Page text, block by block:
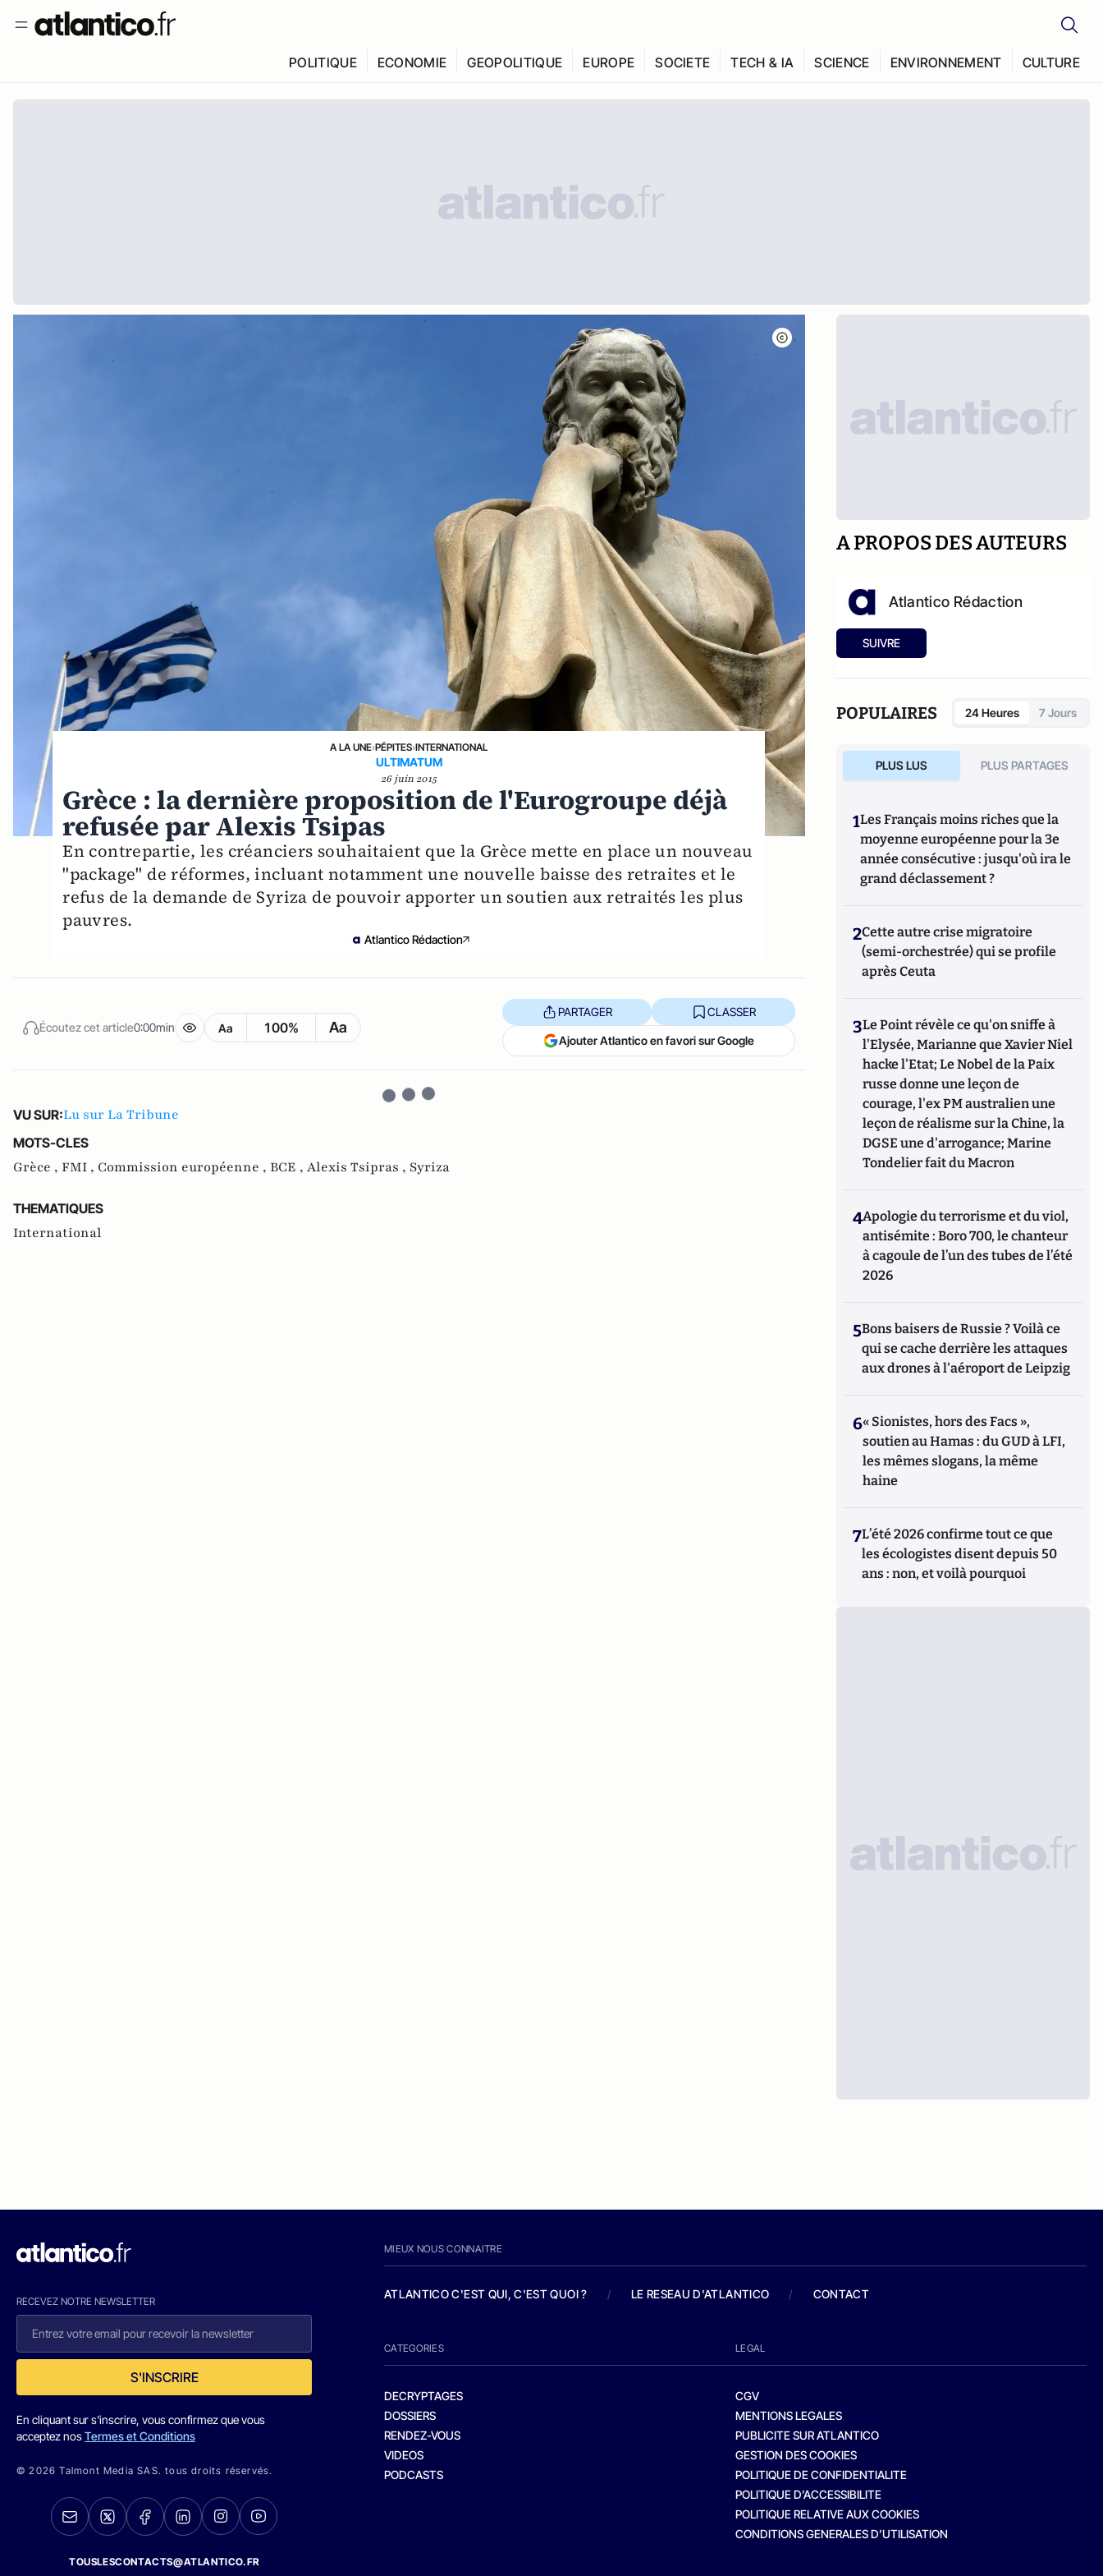
POLITIQUE ECONOMIE GEOPOLITIQUE EUROPE SOCIETE TECH & IA SCIENCE ENVIRONNEMENT CULTURE
A LA UNE›PÉPITES›INTERNATIONAL
ULTIMATUM
26 juin 2015
Grèce : la dernière proposition de l'Eurogroupe déjà
refusée par Alexis Tsipas
En contrepartie, les créanciers souhaitaient que la Grèce mette en place un nouveau
"package" de réformes, incluant notamment une nouvelle baisse des retraites et le
refus de la demande de Syriza de pouvoir apporter un soutien aux retraités les plus
pauvres.
Atlantico Rédaction
Écoutez cet article0:00min Aa 100% Aa
PARTAGER CLASSER
Ajouter Atlantico en favori sur Google
VU SUR:Lu sur La Tribune
MOTS-CLES
Grèce , FMI , Commission européenne , BCE , Alexis Tsipras , Syriza
THEMATIQUES
International
A PROPOS DES AUTEURS
Atlantico Rédaction
SUIVRE
POPULAIRES 24 Heures 7 Jours
PLUS LUS PLUS PARTAGES
1Les Français moins riches que la
moyenne européenne pour la 3e
année consécutive : jusqu'où ira le
grand déclassement ?
2Cette autre crise migratoire
(semi-orchestrée) qui se profile
après Ceuta
3Le Point révèle ce qu'on sniffe à
l'Elysée, Marianne que Xavier Niel
hacke l'Etat; Le Nobel de la Paix
russe donne une leçon de
courage, l'ex PM australien une
leçon de réalisme sur la Chine, la
DGSE une d'arrogance; Marine
Tondelier fait du Macron
4Apologie du terrorisme et du viol,
antisémite : Boro 700, le chanteur
à cagoule de l’un des tubes de l’été
2026
5Bons baisers de Russie ? Voilà ce
qui se cache derrière les attaques
aux drones à l'aéroport de Leipzig
6« Sionistes, hors des Facs »,
soutien au Hamas : du GUD à LFI,
les mêmes slogans, la même
haine
7L’été 2026 confirme tout ce que
les écologistes disent depuis 50
ans : non, et voilà pourquoi
RECEVEZ NOTRE NEWSLETTER
S'INSCRIRE
En cliquant sur s'inscrire, vous confirmez que vous
acceptez nosTermes et Conditions
© 2026 Talmont Media SAS. tous droits réservés.
TOUSLESCONTACTS@ATLANTICO.FR
MIEUX NOUS CONNAITRE
ATLANTICO C'EST QUI, C'EST QUOI ? / LE RESEAU D'ATLANTICO / CONTACT
CATEGORIES
DECRYPTAGES
DOSSIERS
RENDEZ-VOUS
VIDEOS
PODCASTS
LEGAL
CGV
MENTIONS LEGALES
PUBLICITE SUR ATLANTICO
GESTION DES COOKIES
POLITIQUE DE CONFIDENTIALITE
POLITIQUE D’ACCESSIBILITE
POLITIQUE RELATIVE AUX COOKIES
CONDITIONS GENERALES D’UTILISATION